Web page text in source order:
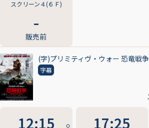
スクリーン４(６Ｆ)
販売前
(字)プリミティヴ・ウォー 恐竜戦争
字幕
12:15 17:25